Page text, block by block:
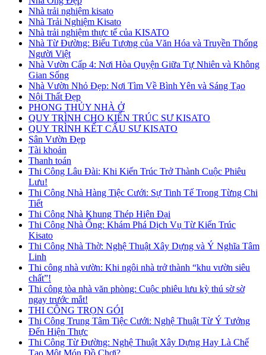
Nhà trải nghiệm kisato
Nhà Trải Nghiệm Kisato
Nhà trải nghiệm thực tế của KISATO
Nhà Từ Đường: Biểu Tượng của Văn Hóa và Truyền Thống
Người Việt
Nhà Vườn Cấp 4: Nơi Hòa Quyện Giữa Tự Nhiên và Không
Gian Sống
Nhà Vườn Nhỏ Đẹp: Nơi Tìm Về Bình Yên và Sáng Tạo
Nội Thất Đẹp
PHONG THỦY NHÀ Ở
QUY TRÌNH CHO KIẾN TRÚC SƯ KISATO
QUY TRÌNH KẾT CẤU SƯ KISATO
Sân Vườn Đẹp
Tài khoản
Thanh toán
Thi Công Lâu Đài: Khi Kiến Trúc Trở Thành Cuộc Phiêu
Lưu!
Thi Công Nhà Hàng Tiệc Cưới: Sự Tinh Tế Trong Từng Chi
Tiết
Thi Công Nhà Khung Thép Hiện Đại
Thi Công Nhà Ống: Khám Phá Dịch Vụ Từ Kiến Trúc
Kisato
Thi Công Nhà Thờ: Nghệ Thuật Xây Dựng và Ý Nghĩa Tâm
Linh
Thi công nhà vườn: Khi ngôi nhà trở thành “khu vườn siêu
chất”!
Thi công tòa nhà văn phòng: Cuộc phiêu lưu kỳ thú sờ sờ
ngay trước mắt!
THI CÔNG TRỌN GÓI
Thi Công Trung Tâm Tiệc Cưới: Nghệ Thuật Từ Ý Tưởng
Đến Hiện Thực
Thi Công Từ Đường: Nghệ Thuật Xây Dựng Hay Là Chế
Tạo Một Món Đồ Chơi?